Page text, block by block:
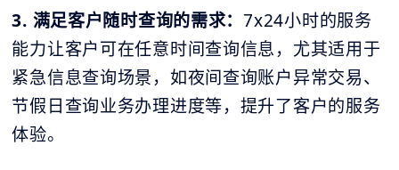
3. 满足客户随时查询的需求：7x24小时的服务
能力让客户可在任意时间查询信息，尤其适用于
紧急信息查询场景，如夜间查询账户异常交易、
节假日查询业务办理进度等，提升了客户的服务
体验。